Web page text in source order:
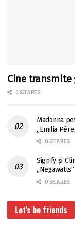
Cine transmite
0 SHARES
Madonna
„Emilia
0 SHARES
Signify și
0 SHARES
Let’s be friends